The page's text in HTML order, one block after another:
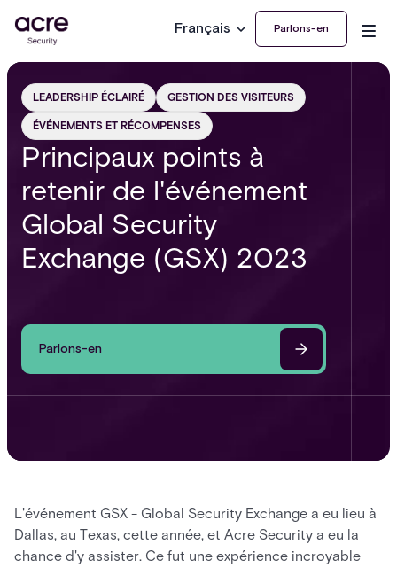
Français Parlons-en
LEADERSHIP ÉCLAIRÉ GESTION DES VISITEURS
ÉVÉNEMENTS ET RÉCOMPENSES
Principaux points à
retenir de l'événement
Global Security
Exchange (GSX) 2023
Parlons-en
L'événement GSX - Global Security Exchange a eu lieu à
Dallas, au Texas, cette année, et Acre Security a eu la
chance d'y assister. Ce fut une expérience incroyable